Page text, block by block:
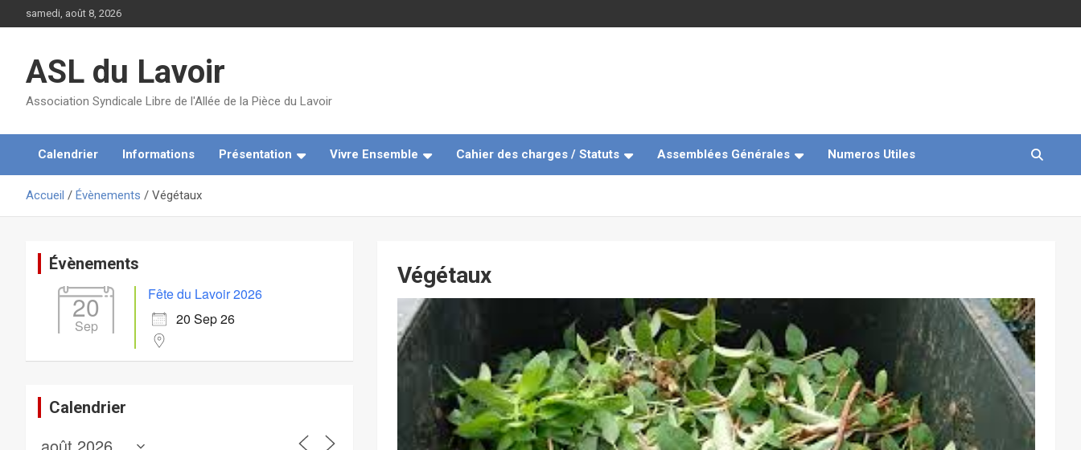
au
samedi, août 8, 2026
ASL du Lavoir
Association Syndicale Libre de l'Allée de la Pièce du Lavoir
Calendrier Informations Présentation Vivre Ensemble Cahier des charges / Statuts Assemblées Générales Numeros Utiles
Accueil Évènements Végétaux
Végétaux
Évènements
20
Sep
Fête du Lavoir 2026
20 Sep 26
Calendrier